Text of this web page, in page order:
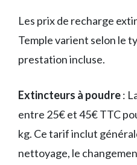
Les prix de recharge
Temple varient selon le
prestation incluse.
Extincteurs à poudre:
entre 25€ et 45€ TTC
kg. Ce tarif inclut
nettoyage, le